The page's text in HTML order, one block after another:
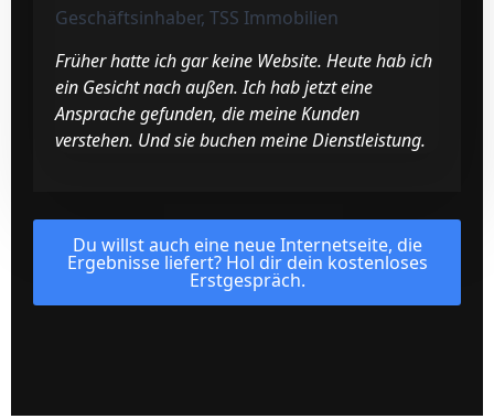
Geschäftsinhaber, TSS Immobilien
Früher hatte ich gar keine Website. Heute hab ich
ein Gesicht nach außen. Ich hab jetzt eine
Ansprache gefunden, die meine Kunden
verstehen. Und sie buchen meine Dienstleistung.
Du willst auch eine neue Internetseite, die
Ergebnisse liefert? Hol dir dein kostenloses
Erstgespräch.